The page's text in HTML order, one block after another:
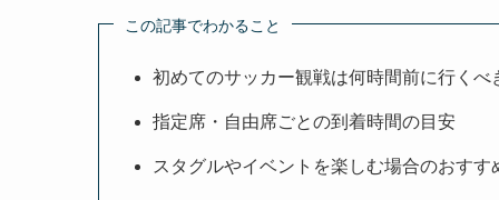
この記事でわかること
初めてのサッカー観戦は何時間前に行くべ
指定席・自由席ごとの到着時間の目安
スタグルやイベントを楽しむ場合のおすす